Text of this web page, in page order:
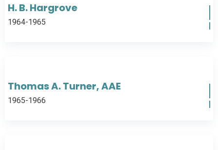
H. B. Hargrove
1964-1965
Thomas A. Turner, AAE
1965-1966